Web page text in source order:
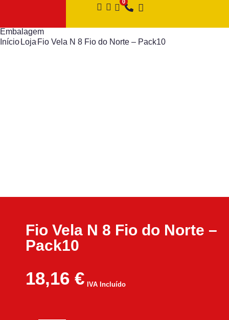
Embalagem
Início Loja Fio Vela N 8 Fio do Norte – Pack10
Fio Vela N 8 Fio do Norte –
Pack10
18,16 € IVA Incluído